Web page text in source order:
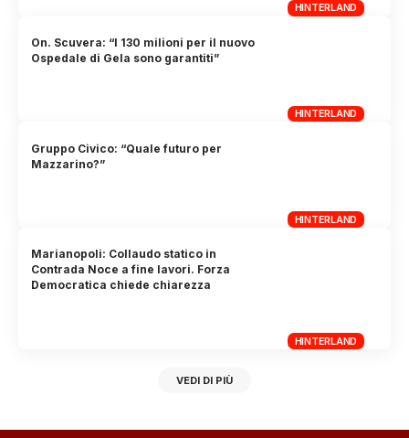
HINTERLAND
HINTERLAND
On. Scuvera: “I 130 milioni per il nuovo
Ospedale di Gela sono garantiti”
HINTERLAND
Gruppo Civico: “Quale futuro per
Mazzarino?”
HINTERLAND
Marianopoli: Collaudo statico in
Contrada Noce a fine lavori. Forza
Democratica chiede chiarezza
VEDI DI PIÙ